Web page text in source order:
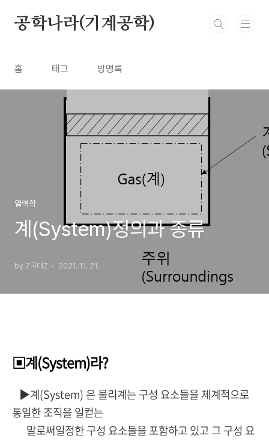
공학나라(기계공학)
홈 태그 방명록
열역학
계(System)정의과 종류
by Z국대Z 2021. 11. 21.
▣계(System)라?
▶계(System) 은 물리계는 구성 요소들을 체계적으로
통일한 조직을 일컫는
말로써일정한 구성 요소들을 포함하고 있고 그 구성 요